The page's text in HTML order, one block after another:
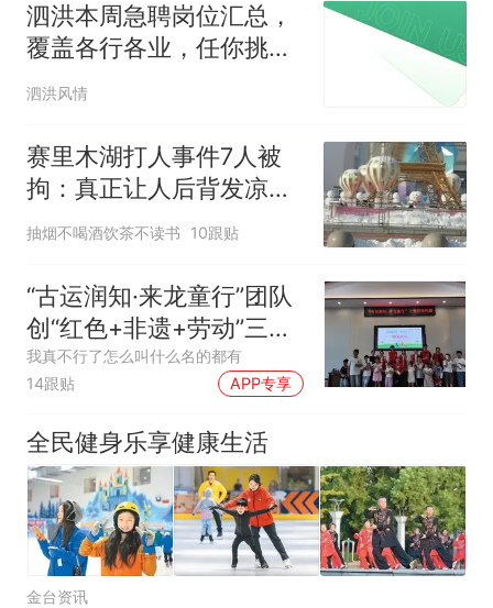
泗洪本周急聘岗位汇总，
覆盖各行各业，任你挑
选！
泗洪风情
赛里木湖打人事件7人被
拘：真正让人后背发凉
的，是那两分钟
抽烟不喝酒饮茶不读书 10跟贴
“古运润知·来龙童行”团队
创“红色+非遗+劳动”三维
育人新范式
我真不行了怎么叫什么名的都有
14跟贴
APP专享
全民健身乐享健康生活
金台资讯